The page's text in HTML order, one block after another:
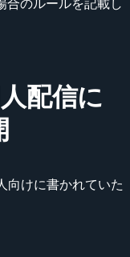
合のルールを記載し
配信に
向けに書かれていた